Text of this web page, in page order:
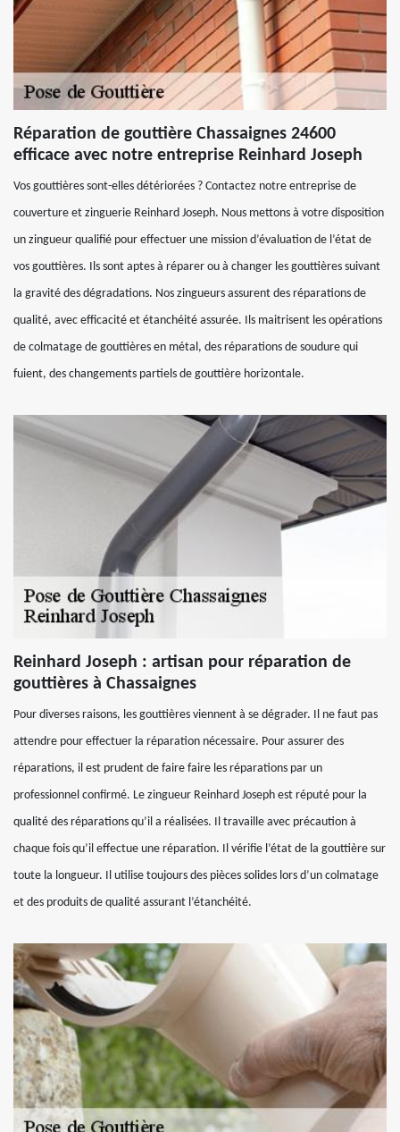
Réparation de gouttière Chassaignes 24600
efficace avec notre entreprise Reinhard Joseph
Vos gouttières sont-elles détériorées ? Contactez notre entreprise de
couverture et zinguerie Reinhard Joseph. Nous mettons à votre disposition
un zingueur qualifié pour effectuer une mission d’évaluation de l’état de
vos gouttières. Ils sont aptes à réparer ou à changer les gouttières suivant
la gravité des dégradations. Nos zingueurs assurent des réparations de
qualité, avec efficacité et étanchéité assurée. Ils maitrisent les opérations
de colmatage de gouttières en métal, des réparations de soudure qui
fuient, des changements partiels de gouttière horizontale.
Reinhard Joseph : artisan pour réparation de
gouttières à Chassaignes
Pour diverses raisons, les gouttières viennent à se dégrader. Il ne faut pas
attendre pour effectuer la réparation nécessaire. Pour assurer des
réparations, il est prudent de faire faire les réparations par un
professionnel confirmé. Le zingueur Reinhard Joseph est réputé pour la
qualité des réparations qu’il a réalisées. Il travaille avec précaution à
chaque fois qu’il effectue une réparation. Il vérifie l’état de la gouttière sur
toute la longueur. Il utilise toujours des pièces solides lors d’un colmatage
et des produits de qualité assurant l’étanchéité.